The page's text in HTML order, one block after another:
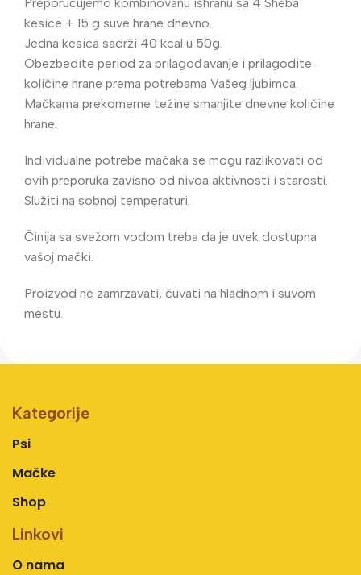
kesice + 15 g suve hrane dnevno.
Jedna kesica sadrži 40 kcal u 50g.
Obezbedite period za prilagođavanje i prilagodite
količine hrane prema potrebama Vašeg ljubimca.
Mačkama prekomerne težine smanjite dnevne količine
hrane.
Individualne potrebe mačaka se mogu razlikovati od
ovih preporuka zavisno od nivoa aktivnosti i starosti.
Služiti na sobnoj temperaturi.
Činija sa svežom vodom treba da je uvek dostupna
vašoj mački.
Proizvod ne zamrzavati, čuvati na hladnom i suvom
mestu.
Kategorije
Psi
Mačke
Shop
Linkovi
O nama